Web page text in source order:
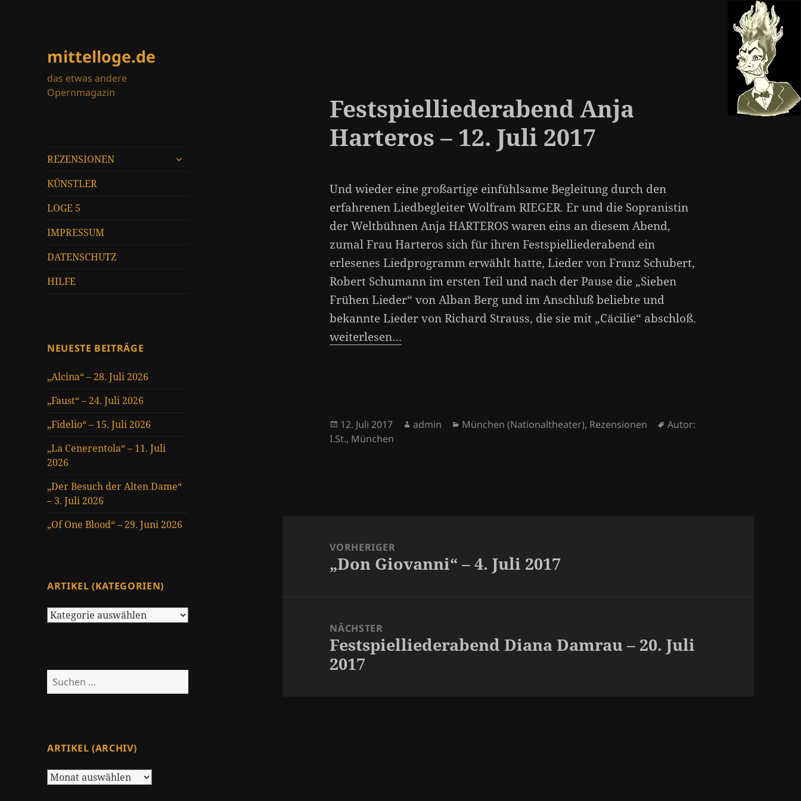
mittelloge.de
das etwas andere
Opernmagazin
REZENSIONEN
untermenü
KÜNSTLER
LOGE 5
IMPRESSUM
DATENSCHUTZ
HILFE
NEUESTE BEITRÄGE
„Alcina“ – 28. Juli 2026
„Faust“ – 24. Juli 2026
„Fidelio“ – 15. Juli 2026
„La Cenerentola“ – 11. Juli
2026
„Der Besuch der Alten Dame“
– 3. Juli 2026
„Of One Blood“ – 29. Juni 2026
ARTIKEL (KATEGORIEN)
Artikel
Suchen
nach:
ARTIKEL (ARCHIV)
Artikel
Festspielliederabend Anja
Harteros – 12. Juli 2017
Und wieder eine großartige einfühlsame Begleitung durch den
erfahrenen Liedbegleiter Wolfram RIEGER. Er und die Sopranistin
der Weltbühnen Anja HARTEROS waren eins an diesem Abend,
zumal Frau Harteros sich für ihren Festspielliederabend ein
erlesenes Liedprogramm erwählt hatte, Lieder von Franz Schubert,
Robert Schumann im ersten Teil und nach der Pause die „Sieben
Frühen Lieder“ von Alban Berg und im Anschluß beliebte und
bekannte Lieder von Richard Strauss, die sie mit „Cäcilie“ abschloß.
weiterlesen…
Veröffentlicht
am
12. Juli 2017 Autor
admin Kategorien
München (Nationaltheater), Rezensionen Schlagwörter
Autor:
I.St., München
VORHERIGER
Vorheriger
„Don Giovanni“ – 4. Juli 2017
NÄCHSTER
Nächster
Beitrag:
Festspielliederabend Diana Damrau – 20. Juli
2017